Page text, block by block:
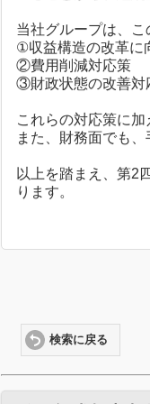
当社グループは、
①収益構造の改革に
②費用削減対応策
③財政状態の改善対
これらの対応策に
また、財務面でも
以上を踏まえ、第2
ります。
検索に戻る